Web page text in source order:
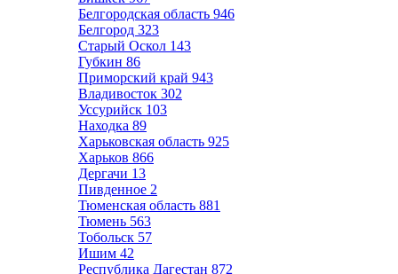
Белгородская область 946
Белгород 323
Старый Оскол 143
Губкин 86
Приморский край 943
Владивосток 302
Уссурийск 103
Находка 89
Харьковская область 925
Харьков 866
Дергачи 13
Пивденное 2
Тюменская область 881
Тюмень 563
Тобольск 57
Ишим 42
Республика Дагестан 872